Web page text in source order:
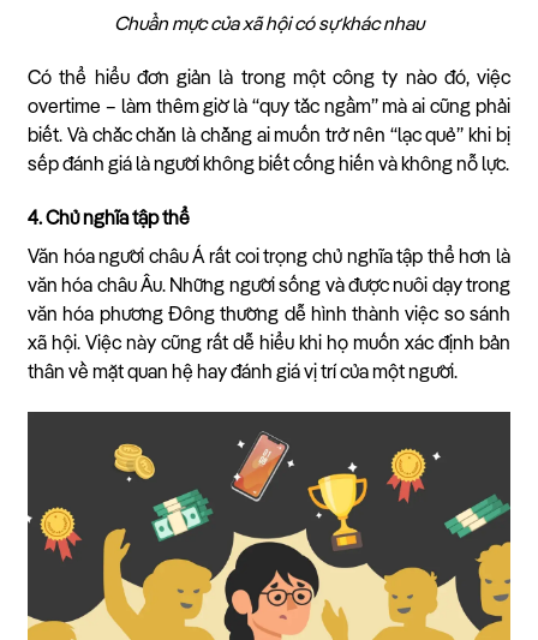
Chuẩn mực của xã hội có sự khác nhau
Có thể hiểu đơn giản là trong một công ty nào đó, việc
overtime – làm thêm giờ là “quy tắc ngầm” mà ai cũng phải
biết. Và chắc chắn là chẳng ai muốn trở nên “lạc quẻ” khi bị
sếp đánh giá là người không biết cống hiến và không nỗ lực.
4. Chủ nghĩa tập thể
Văn hóa người châu Á rất coi trọng chủ nghĩa tập thể hơn là
văn hóa châu Âu. Những người sống và được nuôi dạy trong
văn hóa phương Đông thường dễ hình thành việc so sánh
xã hội. Việc này cũng rất dễ hiểu khi họ muốn xác định bản
thân về mặt quan hệ hay đánh giá vị trí của một người.